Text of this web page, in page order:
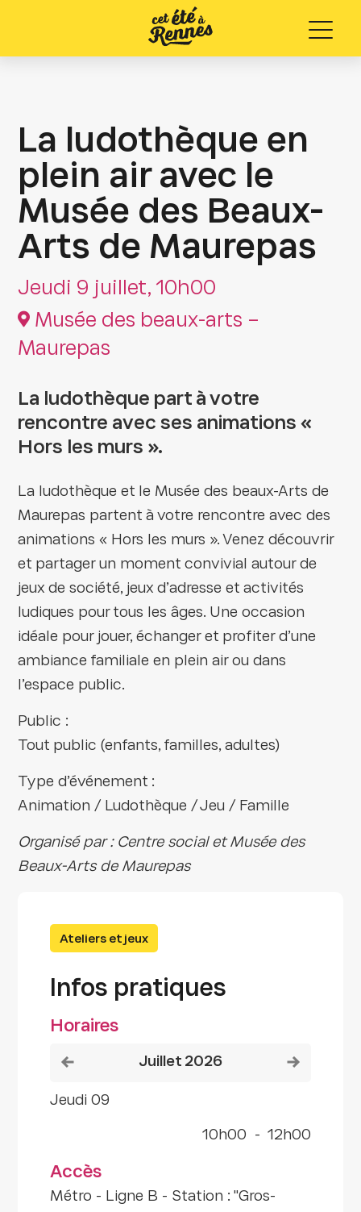
Menu
La ludothèque en
plein air avec le
Musée des Beaux-
Arts de Maurepas
Jeudi 9 juillet, 10h00
Musée des beaux-arts –
Maurepas
La ludothèque part à votre
rencontre avec ses animations «
Hors les murs ».
La ludothèque et le Musée des beaux-Arts de
Maurepas partent à votre rencontre avec des
animations « Hors les murs ». Venez découvrir
et partager un moment convivial autour de
jeux de société, jeux d’adresse et activités
ludiques pour tous les âges. Une occasion
idéale pour jouer, échanger et profiter d’une
ambiance familiale en plein air ou dans
l’espace public.
Public :
Tout public (enfants, familles, adultes)
Type d’événement :
Animation / Ludothèque / Jeu / Famille
Organisé par : Centre social et Musée des
Beaux-Arts de Maurepas
Ateliers et jeux
Infos pratiques
Horaires
Voir le mois précédentjuillet 2026
jeudi 09
10h00 - 12h00
Accès
Métro - Ligne B - Station : "Gros-